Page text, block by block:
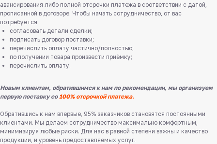
авансирования либо полной отсрочки платежа в соответствии с датой,
прописанной в договоре. Чтобы начать сотрудничество, от вас
потребуется:
согласовать детали сделки;
подписать договор поставки;
перечислить оплату частично/полностью;
по получении товара произвести приёмку;
перечислить оплату.
Новым клиентам, обратившимся к нам по рекомендации, мы организуем
первую поставку со100% отсрочкой платежа.
Обратившись к нам впервые, 95% заказчиков становятся постоянными
клиентами. Мы делаем сотрудничество максимально комфортным,
минимизируя любые риски. Для нас в равной степени важны и качество
продукции, и уровень предоставляемых услуг.